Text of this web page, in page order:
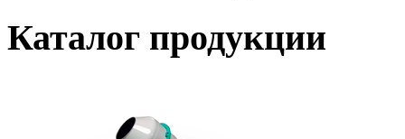
Каталог продукции